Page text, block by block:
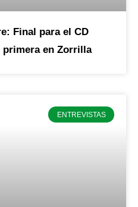
Final para el CD
primera en Zorrilla
ENTREVISTAS